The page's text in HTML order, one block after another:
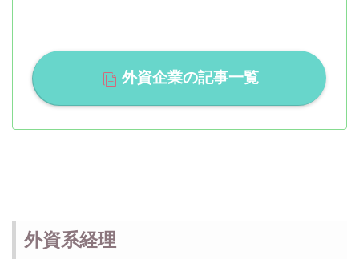
外資企業の記事一覧
外資系経理